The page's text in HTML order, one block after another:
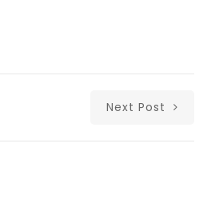
Next Post